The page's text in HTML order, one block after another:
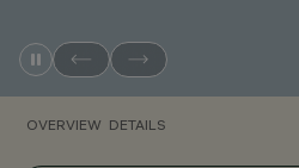
OVERVIEW DETAILS